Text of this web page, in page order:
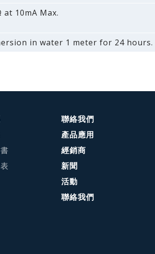
at 10mA Max.
in water 1 meter for 24 hours.
聯絡我們
產品應用
經銷商
新聞
活動
聯絡我們